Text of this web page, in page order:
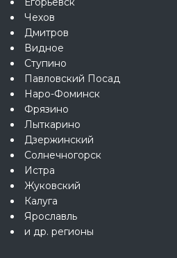
Чехов
Дмитров
Видное
Ступино
Павловский Посад
Наро-Фоминск
Фрязино
Лыткарино
Дзержинский
Солнечногорск
Истра
Жуковский
Калуга
Ярославль
и др. регионы